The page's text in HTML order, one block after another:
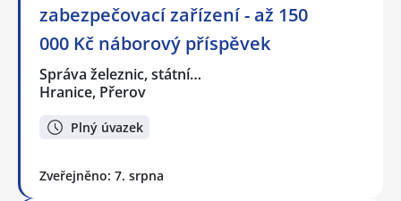
zabezpečovací zařízení - až 150
000 Kč náborový příspěvek
Správa železnic, státní…
Hranice, Přerov
Plný úvazek
Zveřejněno: 7. srpna